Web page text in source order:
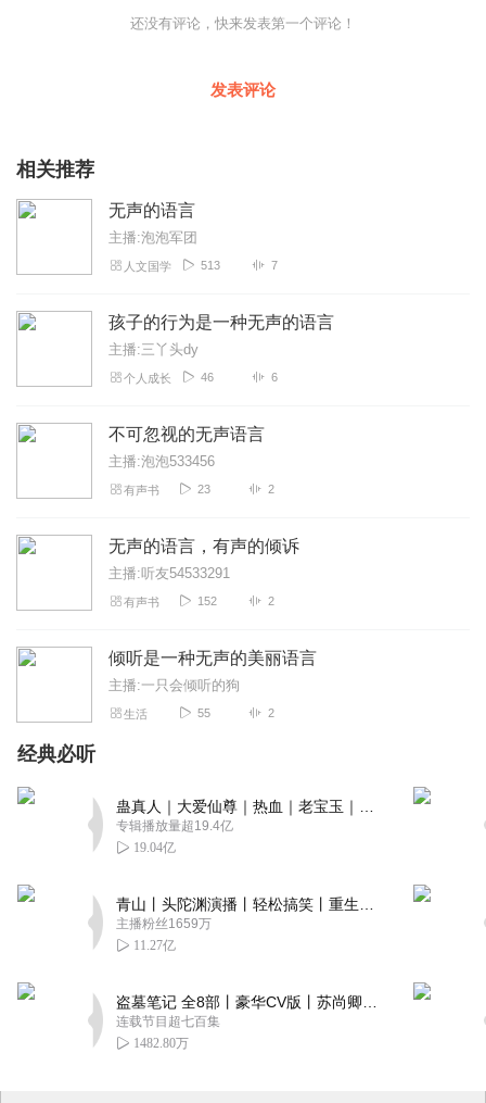
还没有评论，快来发表第一个评论！
发表评论
相关推荐
无声的语言
主播:泡泡军团
人文国学 513 7
孩子的行为是一种无声的语言
主播:三丫头dy
个人成长 46 6
不可忽视的无声语言
主播:泡泡533456
有声书 23 2
无声的语言，有声的倾诉
主播:听友54533291
有声书 152 2
倾听是一种无声的美丽语言
主播:一只会倾听的狗
生活 55 2
经典必听
专辑播放量超19.4亿
19.04亿
主播粉丝1659万
11.27亿
连载节目超七百集
1482.80万